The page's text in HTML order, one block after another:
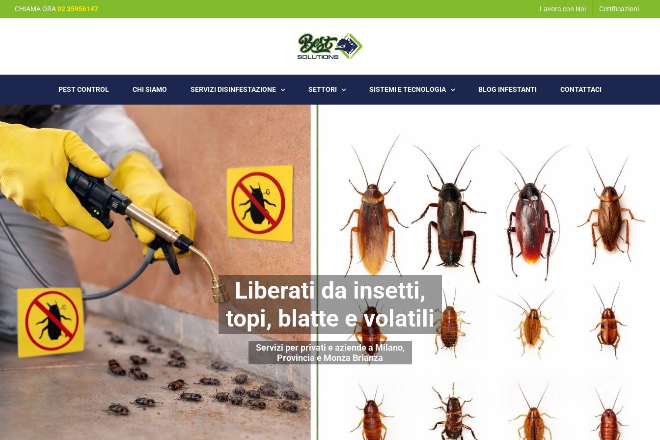
Salta
al
CHIAMA ORA02 35956147 Lavora con Noi Certificazioni
PEST CONTROL CHI SIAMO SERVIZI DISINFESTAZIONE SETTORI SISTEMI E TECNOLOGIA BLOG INFESTANTI CONTATTACI
Liberati da insetti,
topi, blatte e volatili
Servizi per privati e aziende a Milano,
Provincia e Monza Brianza